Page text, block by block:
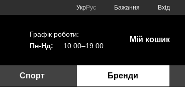
УкрРус Бажання Вхід
Графік роботи:
Пн-Нд:
10.00–19:00
Мій кошик
Спорт Бренди